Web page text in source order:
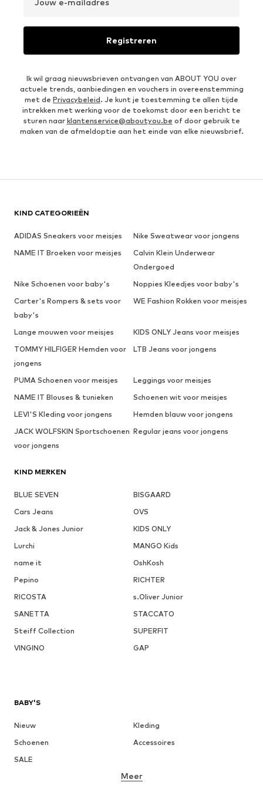
Registreren
Ik wil graag nieuwsbrieven ontvangen van ABOUT YOU over
actuele trends, aanbiedingen en vouchers in overeenstemming
met de Privacybeleid. Je kunt je toestemming te allen tijde
intrekken met werking voor de toekomst door een bericht te
sturen naar klantenservice@aboutyou.be of door gebruik te
maken van de afmeldoptie aan het einde van elke nieuwsbrief.
KIND CATEGORIEËN
ADIDAS Sneakers voor meisjes
Nike Sweatwear voor jongens
NAME IT Broeken voor meisjes
Calvin Klein Underwear
Ondergoed
Nike Schoenen voor baby's
Noppies Kleedjes voor baby's
Carter's Rompers & sets voor
baby's
WE Fashion Rokken voor meisjes
Lange mouwen voor meisjes
KIDS ONLY Jeans voor meisjes
TOMMY HILFIGER Hemden voor
jongens
LTB Jeans voor jongens
PUMA Schoenen voor meisjes
Leggings voor meisjes
NAME IT Blouses & tunieken
Schoenen wit voor meisjes
LEVI'S Kleding voor jongens
Hemden blauw voor jongens
JACK WOLFSKIN Sportschoenen
voor jongens
Regular jeans voor jongens
KIND MERKEN
BLUE SEVEN
BISGAARD
Cars Jeans
OVS
Jack & Jones Junior
KIDS ONLY
Lurchi
MANGO Kids
name it
OshKosh
Pepino
RICHTER
RICOSTA
s.Oliver Junior
SANETTA
STACCATO
Steiff Collection
SUPERFIT
VINGINO
GAP
BABY'S
Nieuw
Kleding
Schoenen
Accessoires
SALE
Meer